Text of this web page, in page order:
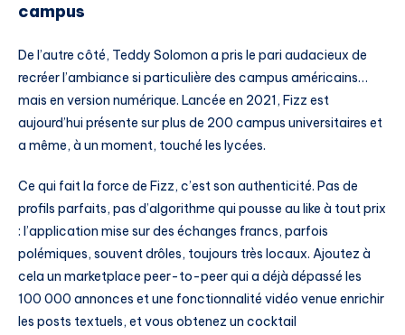
campus
De l’autre côté, Teddy Solomon a pris le pari audacieux de
recréer l’ambiance si particulière des campus américains…
mais en version numérique. Lancée en 2021, Fizz est
aujourd’hui présente sur plus de 200 campus universitaires et
a même, à un moment, touché les lycées.
Ce qui fait la force de Fizz, c’est son authenticité. Pas de
profils parfaits, pas d’algorithme qui pousse au like à tout prix
: l’application mise sur des échanges francs, parfois
polémiques, souvent drôles, toujours très locaux. Ajoutez à
cela un marketplace peer-to-peer qui a déjà dépassé les
100 000 annonces et une fonctionnalité vidéo venue enrichir
les posts textuels, et vous obtenez un cocktail